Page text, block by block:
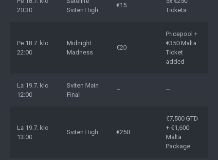
20:30
Sviten High
€15
Tickets
Pe 18.7. klo
22:00
Midnight
Madness
€20
Pricepool +
€350 Malta
Ticket
added
La 19.7. klo
12:00
Sviten Main
Final
– –
La 19.7. klo
13:00
Sviten High €250
€7,500 GTD
+ €1,600
Malta
Package